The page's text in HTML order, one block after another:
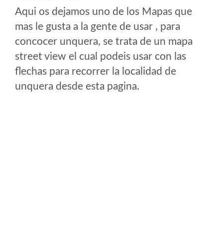
Aqui os dejamos uno de los Mapas que
mas le gusta a la gente de usar , para
concocer unquera, se trata de un mapa
street view el cual podeis usar con las
flechas para recorrer la localidad de
unquera desde esta pagina.